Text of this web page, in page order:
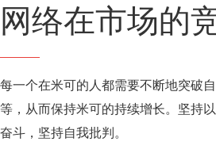
网络在市场的
每一个在米可的人都需要不断地突破
等，从而保持米可的持续增长。坚持
奋斗，坚持自我批判。